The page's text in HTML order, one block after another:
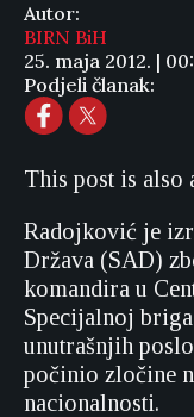
Autor:
BIRN BiH
25. maja 2012. |
Podjeli članak:
This post is also
Radojković je
Država (SAD)
komandira u
Specijalnoj
unutrašnjih
počinio zločine
nacionalnosti.